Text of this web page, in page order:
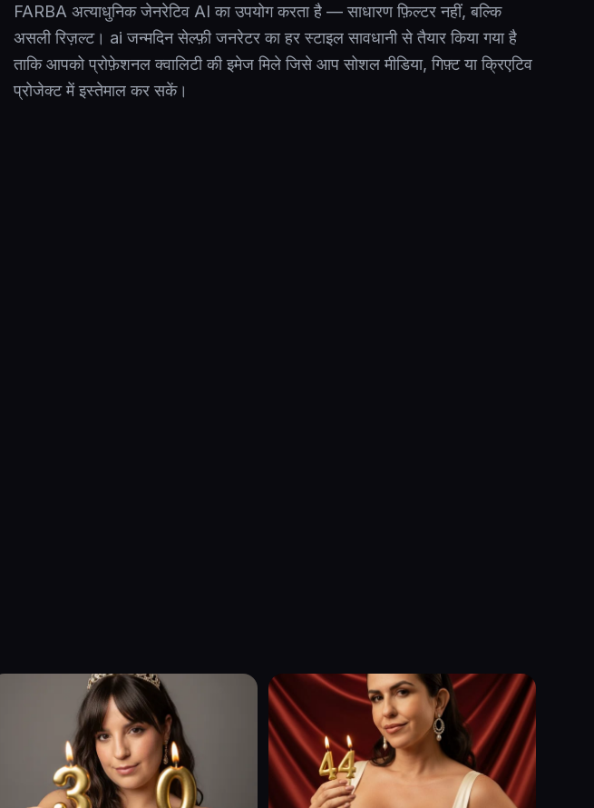
FARBA अत्याधुनिक जेनरेटिव AI का उपयोग करता है — साधारण फ़िल्टर नहीं, बल्कि
असली रिज़ल्ट। ai जन्मदिन सेल्फ़ी जनरेटर का हर स्टाइल सावधानी से तैयार किया गया है
ताकि आपको प्रोफ़ेशनल क्वालिटी की इमेज मिले जिसे आप सोशल मीडिया, गिफ़्ट या क्रिएटिव
प्रोजेक्ट में इस्तेमाल कर सकें।